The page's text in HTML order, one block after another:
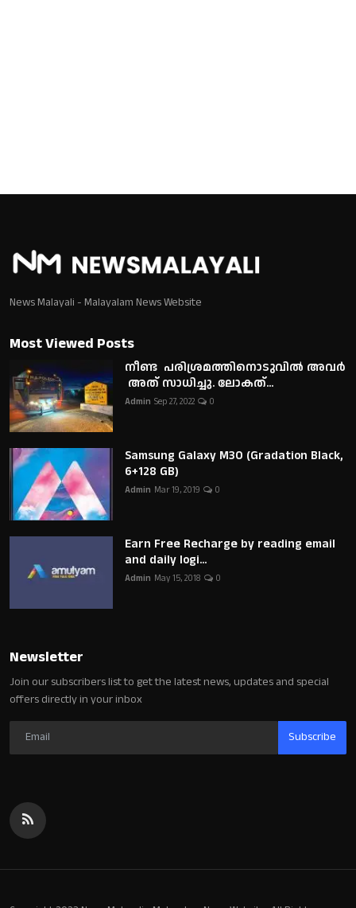
News Malayali - Malayalam News Website
Most Viewed Posts
നീണ്ട പരിശ്രമത്തിനൊടുവിൽ അവർ
അത് സാധിച്ചു. ലോകത്...
Admin Sep 27, 2022 0
Samsung Galaxy M30 (Gradation Black,
6+128 GB)
Admin Mar 19, 2019 0
Earn Free Recharge by reading email
and daily logi...
Admin May 15, 2018 0
Newsletter
Join our subscribers list to get the latest news, updates and special
offers directly in your inbox
Subscribe